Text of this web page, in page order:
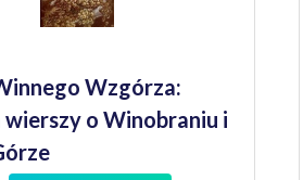
Wzgórza:
o Winobraniu i